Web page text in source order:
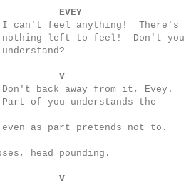
EVEY
I can't feel anything!
There's
nothing left to feel!
Don't you
understand?
V
Don't back away from it, Evey.
Part of you understands the
even as part pretends not to.
head pounding.
V